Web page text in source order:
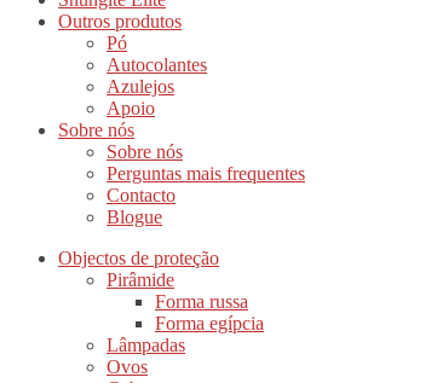
Outros produtos
Pó
Autocolantes
Azulejos
Apoio
Sobre nós
Sobre nós
Perguntas mais frequentes
Contacto
Blogue
Objectos de proteção
Pirâmide
Forma russa
Forma egípcia
Lâmpadas
Ovos